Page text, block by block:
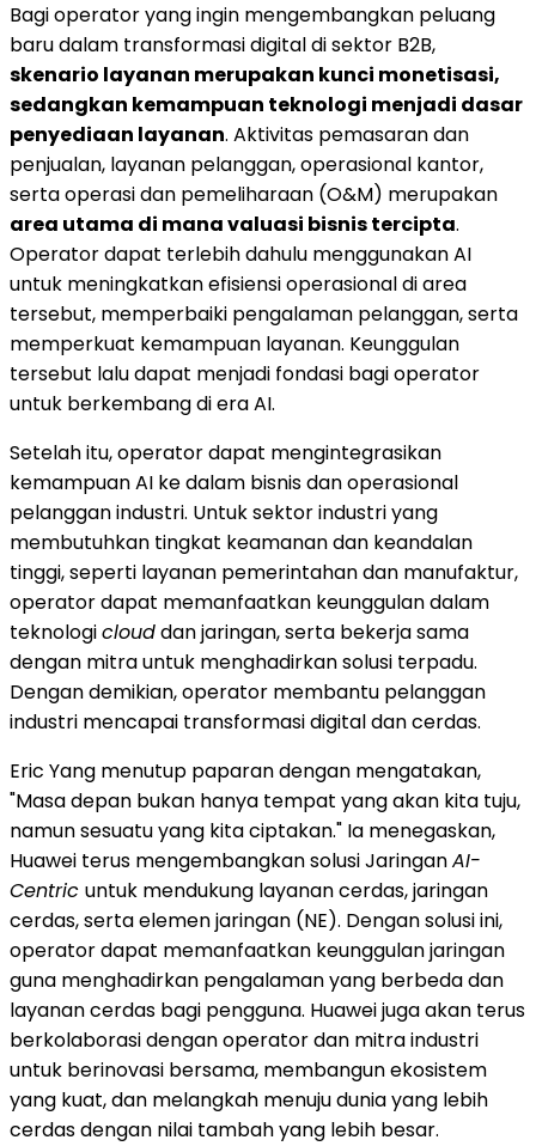
Bagi operator yang ingin mengembangkan peluang
baru dalam transformasi digital di sektor B2B,
skenario layanan merupakan kunci monetisasi,
sedangkan kemampuan teknologi menjadi dasar
penyediaan layanan. Aktivitas pemasaran dan
penjualan, layanan pelanggan, operasional kantor,
serta operasi dan pemeliharaan (O&M) merupakan
area utama di mana valuasi bisnis tercipta.
Operator dapat terlebih dahulu menggunakan AI
untuk meningkatkan efisiensi operasional di area
tersebut, memperbaiki pengalaman pelanggan, serta
memperkuat kemampuan layanan. Keunggulan
tersebut lalu dapat menjadi fondasi bagi operator
untuk berkembang di era AI.
Setelah itu, operator dapat mengintegrasikan
kemampuan AI ke dalam bisnis dan operasional
pelanggan industri. Untuk sektor industri yang
membutuhkan tingkat keamanan dan keandalan
tinggi, seperti layanan pemerintahan dan manufaktur,
operator dapat memanfaatkan keunggulan dalam
teknologiclouddan jaringan, serta bekerja sama
dengan mitra untuk menghadirkan solusi terpadu.
Dengan demikian, operator membantu pelanggan
industri mencapai transformasi digital dan cerdas.
Eric Yang menutup paparan dengan mengatakan,
"Masa depan bukan hanya tempat yang akan kita tuju,
namun sesuatu yang kita ciptakan." Ia menegaskan,
Huawei terus mengembangkan solusi JaringanAI-
Centric untuk mendukung layanan cerdas, jaringan
cerdas, serta elemen jaringan (NE). Dengan solusi ini,
operator dapat memanfaatkan keunggulan jaringan
guna menghadirkan pengalaman yang berbeda dan
layanan cerdas bagi pengguna. Huawei juga akan terus
berkolaborasi dengan operator dan mitra industri
untuk berinovasi bersama, membangun ekosistem
yang kuat, dan melangkah menuju dunia yang lebih
cerdas dengan nilai tambah yang lebih besar.